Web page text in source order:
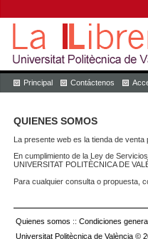
Principal Contáctenos
QUIENES SOMOS
La presente web es la tienda de venta
En cumplimiento de la Ley de
UNIVERSITAT POLITÈCNICA DE
Para cualquier consulta o propuesta,
Quienes somos :: Condiciones
Universitat Politècnica de València ©